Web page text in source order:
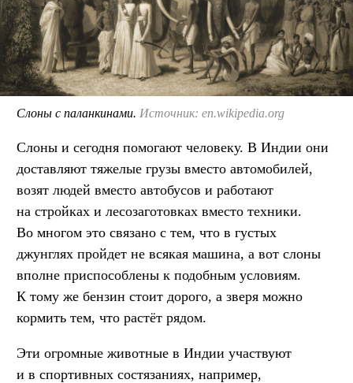
Слоны с паланкинами. Источник: en.wikipedia.org
Слоны и сегодня помогают человеку. В Индии они
доставляют тяжелые грузы вместо автомобилей,
возят людей вместо автобусов и работают
на стройках и лесозаготовках вместо техники.
Во многом это связано с тем, что в густых
джунглях пройдет не всякая машина, а вот слоны
вполне приспособлены к подобным условиям.
К тому же бензин стоит дорого, а зверя можно
кормить тем, что растёт рядом.
Эти огромные животные в Индии участвуют
и в спортивных состязаниях, например,